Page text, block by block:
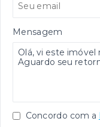
Mensagem
Concordo com a